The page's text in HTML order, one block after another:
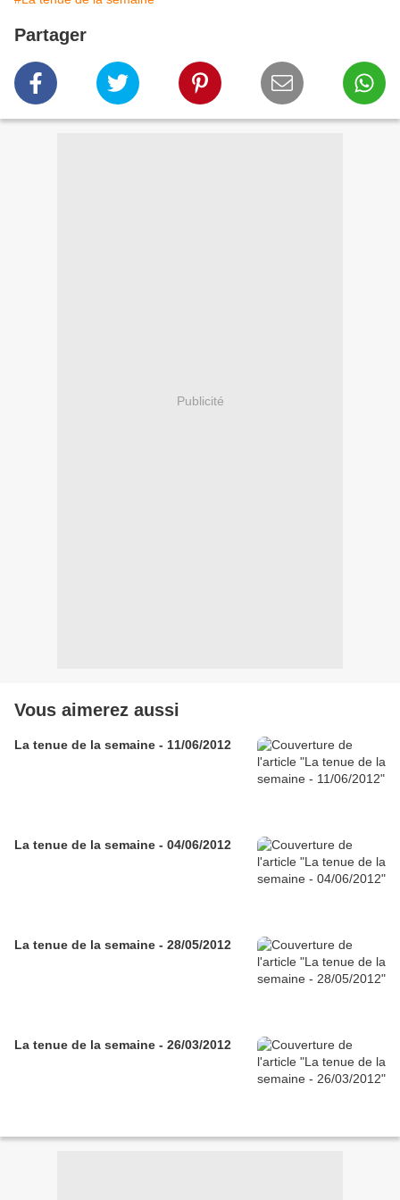
Partager
Publicité
Vous aimerez aussi
La tenue de la semaine - 11/06/2012
La tenue de la semaine - 04/06/2012
La tenue de la semaine - 28/05/2012
La tenue de la semaine - 26/03/2012